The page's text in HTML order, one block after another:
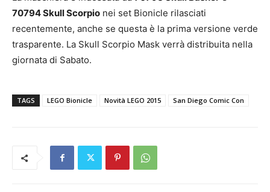
70794 Skull Scorpio nei set Bionicle rilasciati
recentemente, anche se questa è la prima versione verde
trasparente. La Skull Scorpio Mask verrà distribuita nella
giornata di Sabato.
TAGS LEGO Bionicle Novità LEGO 2015 San Diego Comic Con